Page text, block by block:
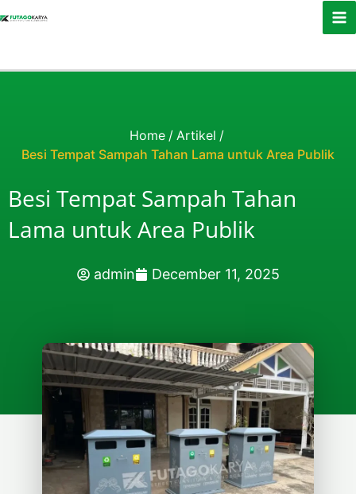
Home / Artikel /
Besi Tempat Sampah Tahan Lama untuk Area Publik
Besi Tempat Sampah Tahan
Lama untuk Area Publik
admin December 11, 2025